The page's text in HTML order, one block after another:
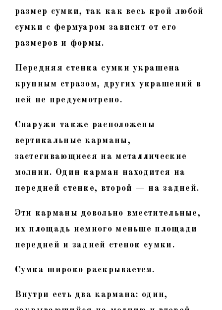
размер сумки, так как весь крой любой
сумки с фермуаром зависит от его
размеров и формы.
Передняя стенка сумки украшена
крупным стразом, других украшений в
ней не предусмотрено.
Снаружи также расположены
вертикальные карманы,
застегивающиеся на металлические
молнии. Один карман находится на
передней стенке, второй — на задней.
Эти карманы довольно вместительные,
их площадь немного меньше площади
передней и задней стенок сумки.
Сумка широко раскрывается.
Внутри есть два кармана: один,